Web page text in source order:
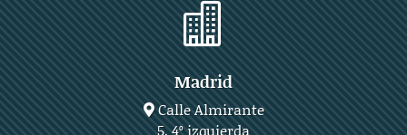

Madrid
Calle Almirante
5, 4º izquierda